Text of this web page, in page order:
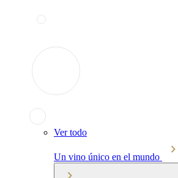
Ver todo
Un vino único en el mundo